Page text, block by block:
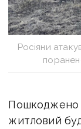
Росіяни
Пошкоджено
житловий